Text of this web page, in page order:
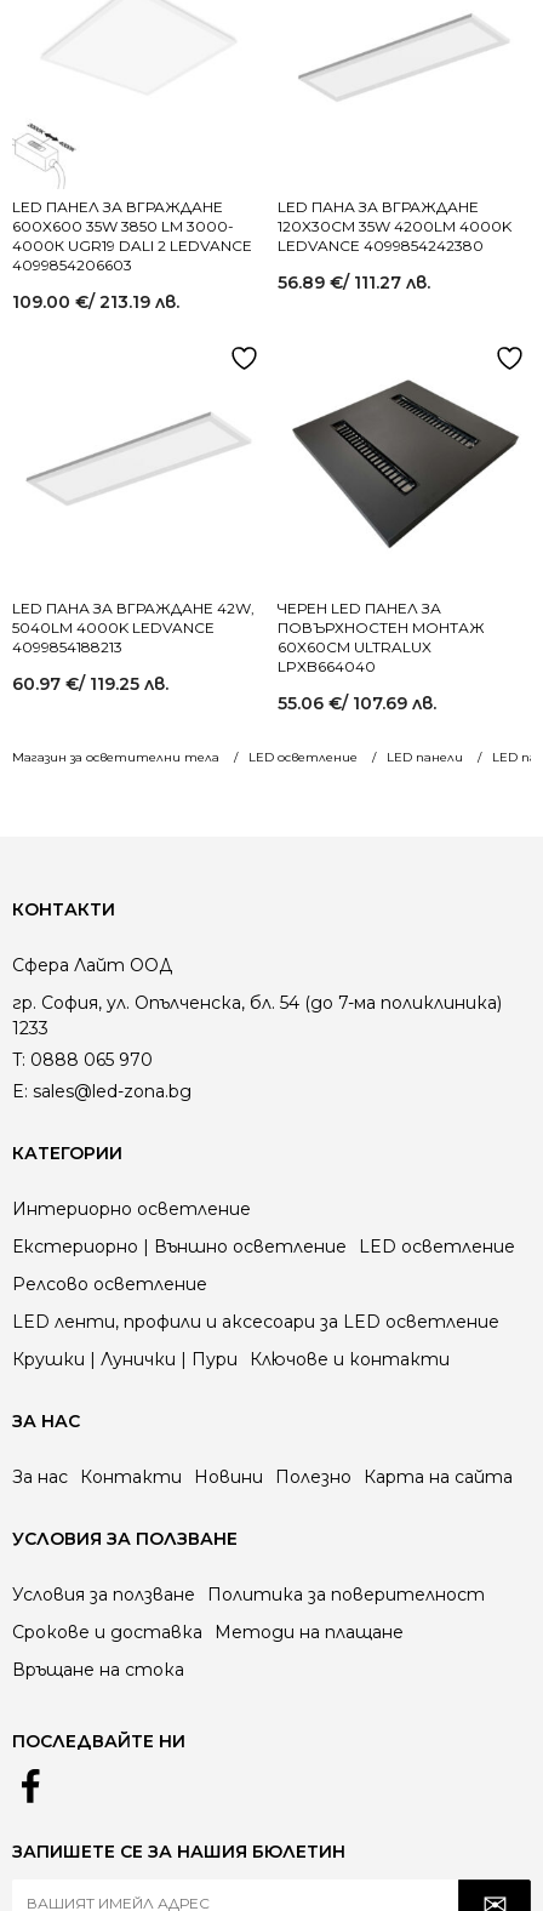
Магазин за осветителни тела LED осветление LED панели LED
LED ПАНЕЛ ЗА ВГРАЖДАНЕ
600X600 35W 3850 LM 3000-
4000К UGR19 DALI 2 LEDVANCE
4099854206603
109.00 €/ 213.19 лв.
LED ПАНА ЗА ВГРАЖДАНЕ
120X30СМ 35W 4200LM 4000K
LEDVANCE 4099854242380
56.89 €/ 111.27 лв.
LED ПАНА ЗА ВГРАЖДАНЕ 42W,
5040LM 4000K LEDVANCE
4099854188213
60.97 €/ 119.25 лв.
ЧЕРЕН LED ПАНЕЛ ЗА
ПОВЪРХНОСТЕН МОНТАЖ
60X60СМ ULTRALUX
LPXB664040
55.06 €/ 107.69 лв.
КОНТАКТИ
Сфера Лайт ООД
гр. София, ул. Опълченска, бл. 54 (до 7-ма поликлиника)
1233
T: 0888 065 970
E: sales@led-zona.bg
КАТЕГОРИИ
Интериорно осветление
Екстериорно | Външно осветление
LED осветление
Релсово осветление
LED ленти, профили и аксесоари за LED осветление
Крушки | Лунички | Пури
Ключове и контакти
ЗА НАС
За нас Контакти Новини Полезно Карта на сайта
УСЛОВИЯ ЗА ПОЛЗВАНЕ
Условия за ползване
Политика за поверителност
Срокове и доставка
Методи на плащане
Връщане на стока
ПОСЛЕДВАЙТЕ НИ
ЗАПИШЕТЕ СЕ ЗА НАШИЯ БЮЛЕТИН